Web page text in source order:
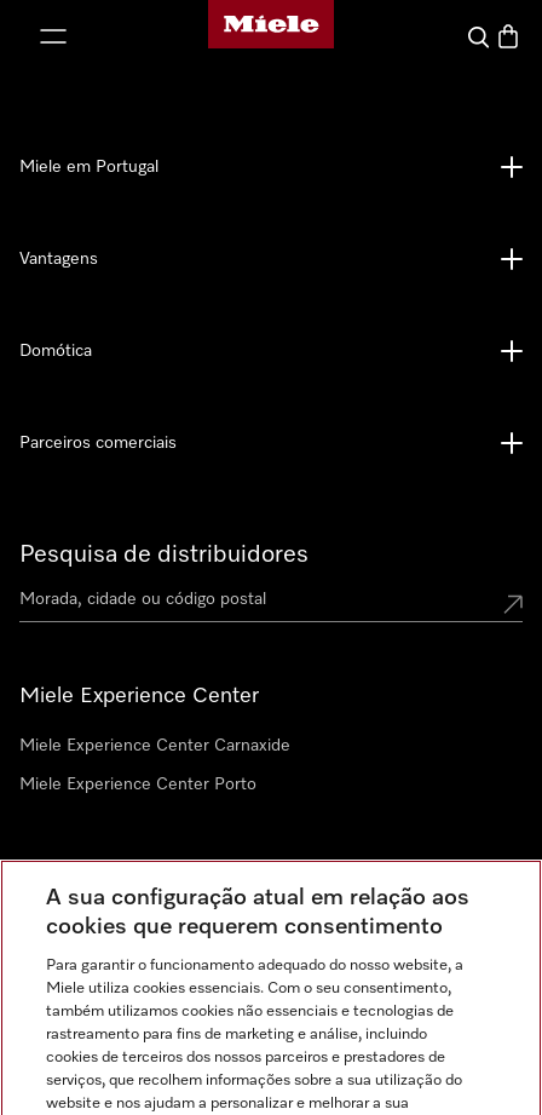
Página principal da Miele
Pesquisa
Pesquisa de distribuidores
Miele Experience Center
Miele Experience Center Carnaxide
Miele Experience Center Porto
Miele em Portugal
Vantagens
Domótica
Parceiros comerciais
Miele no Instagram
Miele no Facebook
Miele no Youtube
A sua configuração atual em relação aos
cookies que requerem consentimento
Para garantir o funcionamento adequado do nosso website, a
Miele utiliza cookies essenciais. Com o seu consentimento,
também utilizamos cookies não essenciais e tecnologias de
rastreamento para fins de marketing e análise, incluindo
cookies de terceiros dos nossos parceiros e prestadores de
serviços, que recolhem informações sobre a sua utilização do
website e nos ajudam a personalizar e melhorar a sua